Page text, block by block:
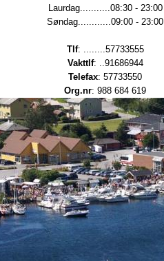
Laurdag...........08:30 - 23:00
Søndag............09:00 - 23:00
Tlf: ........57733555
Vakttlf: ..91686944
Telefax: 57733550
Org.nr: 988 684 619